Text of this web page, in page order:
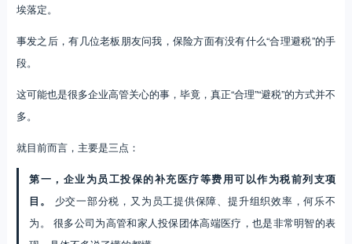
埃落定。
事发之后，有几位老板朋友问我，保险方面有没有什么“合理避税”的手
段。
这可能也是很多企业高管关心的事，毕竟，真正“合理”“避税”的方式并不
多。
就目前而言，主要是三点：
第一，企业为员工投保的补充医疗等费用可以作为税前列支项
目。
少交一部分税，又为员工提供保障、提升组织效率，何乐不
为。 很多公司为高管和家人投保团体高端医疗，也是非常明智的表